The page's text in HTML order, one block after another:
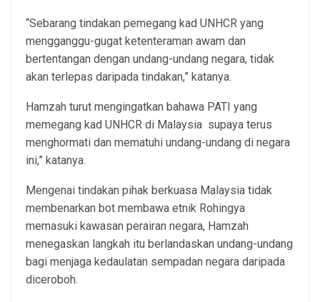
“Sebarang tindakan pemegang kad UNHCR yang
mengganggu-gugat ketenteraman awam dan
bertentangan dengan undang-undang negara, tidak
akan terlepas daripada tindakan,” katanya.
Hamzah turut mengingatkan bahawa PATI yang
memegang kad UNHCR di Malaysia supaya terus
menghormati dan mematuhi undang-undang di negara
ini,” katanya.
Mengenai tindakan pihak berkuasa Malaysia tidak
membenarkan bot membawa etnik Rohingya
memasuki kawasan perairan negara, Hamzah
menegaskan langkah itu berlandaskan undang-undang
bagi menjaga kedaulatan sempadan negara daripada
diceroboh.